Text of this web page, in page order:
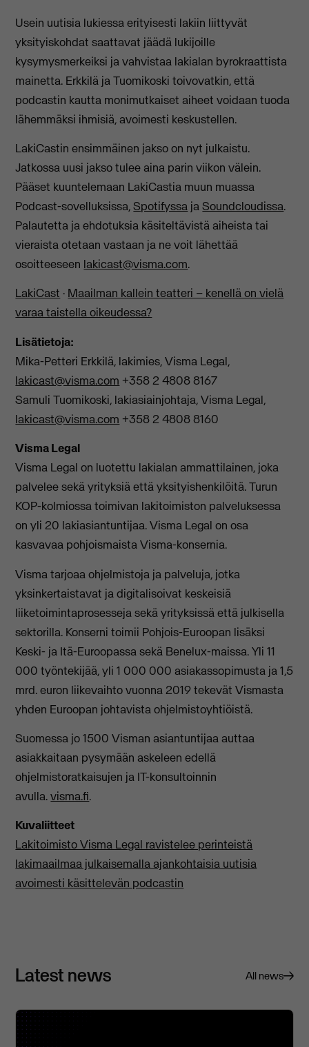
Usein uutisia lukiessa erityisesti lakiin liittyvät
yksityiskohdat saattavat jäädä lukijoille
kysymysmerkeiksi ja vahvistaa lakialan byrokraattista
mainetta. Erkkilä ja Tuomikoski toivovatkin, että
podcastin kautta monimutkaiset aiheet voidaan tuoda
lähemmäksi ihmisiä, avoimesti keskustellen.
LakiCastin ensimmäinen jakso on nyt julkaistu.
Jatkossa uusi jakso tulee aina parin viikon välein.
Pääset kuuntelemaan LakiCastia muun muassa
Podcast-sovelluksissa,Spotifyssa jaSoundcloudissa.
Palautetta ja ehdotuksia käsiteltävistä aiheista tai
vieraista otetaan vastaan ja ne voit lähettää
osoitteeseen lakicast@visma.com.
LakiCast · Maailman kallein teatteri – kenellä on vielä
varaa taistella oikeudessa?
Lisätietoja:
Mika-Petteri Erkkilä, lakimies, Visma Legal,
lakicast@visma.com +358 2 4808 8167
Samuli Tuomikoski, lakiasiainjohtaja, Visma Legal,
lakicast@visma.com +358 2 4808 8160
Visma Legal
Visma Legal on luotettu lakialan ammattilainen, joka
palvelee sekä yrityksiä että yksityishenkilöitä. Turun
KOP-kolmiossa toimivan lakitoimiston palveluksessa
on yli 20 lakiasiantuntijaa. Visma Legal on osa
kasvavaa pohjoismaista Visma-konsernia.
Visma tarjoaa ohjelmistoja ja palveluja, jotka
yksinkertaistavat ja digitalisoivat keskeisiä
liiketoimintaprosesseja sekä yrityksissä että julkisella
sektorilla. Konserni toimii Pohjois-Euroopan lisäksi
Keski- ja Itä-Euroopassa sekä Benelux-maissa. Yli 11
000 työntekijää, yli 1 000 000 asiakassopimusta ja 1,5
mrd. euron liikevaihto vuonna 2019 tekevät Vismasta
yhden Euroopan johtavista ohjelmistoyhtiöistä.
Suomessa jo 1500 Visman asiantuntijaa auttaa
asiakkaitaan pysymään askeleen edellä
ohjelmistoratkaisujen ja IT-konsultoinnin
avulla.visma.fi.
Kuvaliitteet
Lakitoimisto Visma Legal ravistelee perinteistä
lakimaailmaa julkaisemalla ajankohtaisia uutisia
avoimesti käsittelevän podcastin
Latest news All news